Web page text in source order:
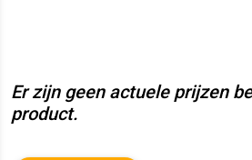
Er zijn geen actuele prijzen
product.